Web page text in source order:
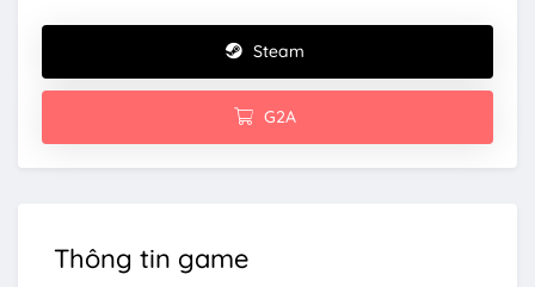
Steam
G2A
Thông tin game